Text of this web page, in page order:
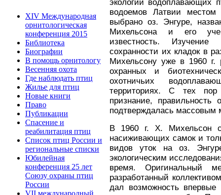
XIV Международная
орнитологическая
конференция 2015
Библиотека
Биографии
В помощь орнитологу
Весенняя охота
Где наблюдать птиц
Жилье для птиц
Новые книги
Право
Публикации
Спасение и
реабилитация птиц
Список птиц России и
региональные списки
Юбилейная
конференция 25 лет
Союзу охраны птиц
России
VII международный
экологии во­доплавающих
водоемов Латвии местом
выбрано оз. Энгуре,
Михельсона и его
известность.
сохранности их кладок в
Михельсону уже в 1960 г.
охранных и
охотничьих
территориях. С тех
признание, правильность
подтверждалась массовым
В 1960 г. X. Михельсон
насиживающих самок и
видов уток на оз.
экологическим
время. Оригинальный
разработанный
дал возможность